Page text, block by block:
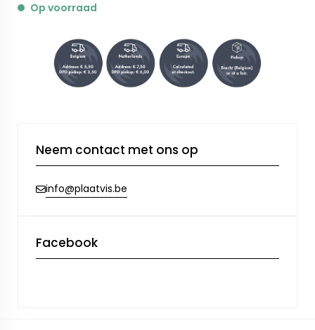
Op voorraad
Neem contact met ons op
info@plaatvis.be
Facebook